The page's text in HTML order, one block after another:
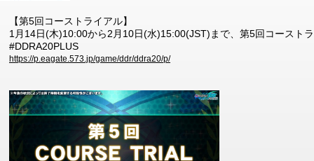
【第5回コーストライアル】
1月14日(木)10:00から2月10日(水)15:00(JST)まで、第5回コースト
#DDRA20PLUS
https://p.eagate.573.jp/game/ddr/ddra20/p/